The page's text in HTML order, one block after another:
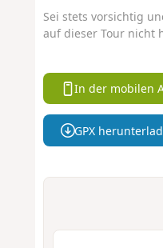
Sei stets vorsichtig
auf dieser Tour nicht
In der mobilen
GPX